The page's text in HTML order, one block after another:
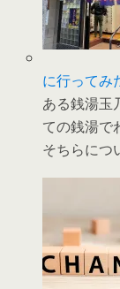
に行ってみ
ある銭湯玉
ての銭湯で
そちらにつ